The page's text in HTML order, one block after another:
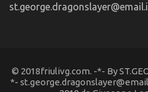
© 2018friulivg.com. -*- By
*-